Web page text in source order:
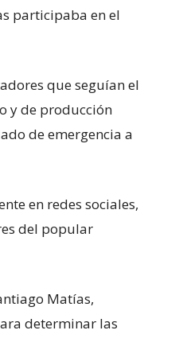
participaba en el
que seguían el
y de producción
de emergencia a
en redes sociales,
del popular
Matías,
determinar las